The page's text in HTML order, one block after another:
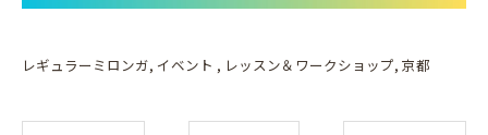
レギュラーミロンガ イベント レッスン＆ワークショップ 京都